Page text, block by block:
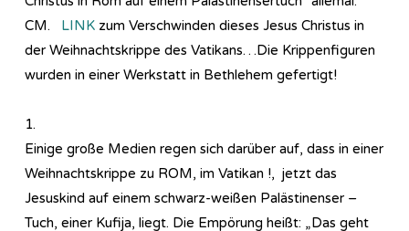
CM.
LINK zum Verschwinden dieses Jesus Christus in
der Weihnachtskrippe des Vatikans…Die Krippenfiguren
wurden in einer Werkstatt in Bethlehem gefertigt!
1.
Einige große Medien regen sich darüber auf, dass in einer
Weihnachtskrippe zu ROM, im Vatikan !, jetzt das
Jesuskind auf einem schwarz-weißen Palästinenser –
Tuch, einer Kufija, liegt. Die Empörung heißt: „Das geht